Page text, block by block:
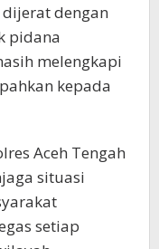
dengan
pidana
melengkapi
kepada
Aceh Tengah
situasi
setiap